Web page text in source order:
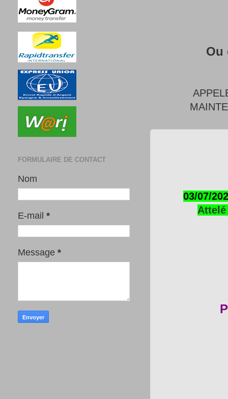
Ou
03/07/
Attelé
FORMULAIRE DE CONTACT
Nom
E-mail *
Message *